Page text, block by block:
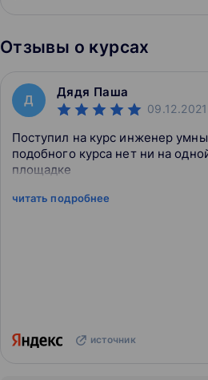
Отзывы о курсах
Д
Дядя Паша
09.12.2021
Поступил на курс инженер
подобного курса нет ни на
площадке
читать подробнее
источник